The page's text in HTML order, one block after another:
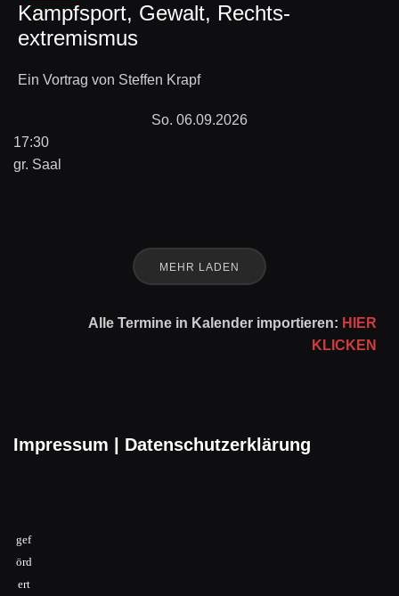
Kampfsport, Gewalt, Rechts-
extremismus
Ein Vortrag von Steffen Krapf
So. 06.09.2026
17:30
gr. Saal
MEHR LADEN
Alle Termine in Kalender importieren: HIER
KLICKEN
Impressum Datenschutzerklärung
gef
örd
ert